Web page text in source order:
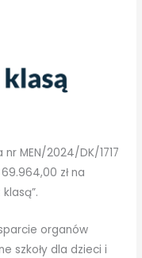
MEN/2024/DK/1717
zł na
organów
szkoły dla dzieci i